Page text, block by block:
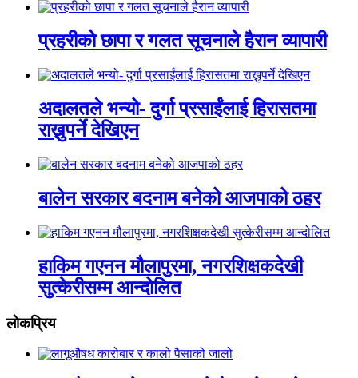
प्रहरीको छापा र गलत सूचनाले हैरान व्यापारी
अदालतले भन्यो- दुर्गा प्रसाईंलाई हिरासतमा
राख्नुपर्ने देखिएन
बालेन सरकार बदनाम बनेको आजपाको ठहर
हाकिम गएनन मौलापुरमा, नगरशिक्षकदेखी
सुत्केरीसम्म आन्दोलित
लाेकप्रिय